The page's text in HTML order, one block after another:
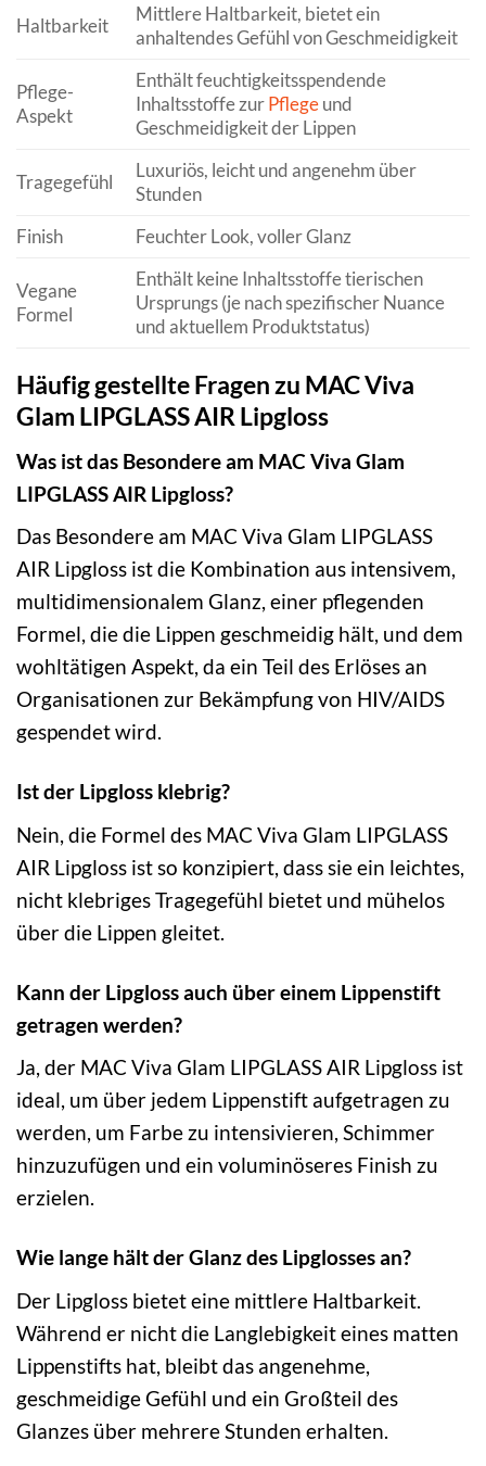
Haltbarkeit
Mittlere Haltbarkeit, bietet ein
anhaltendes Gefühl von Geschmeidigkeit
Pflege-
Aspekt
Enthält feuchtigkeitsspendende
Inhaltsstoffe zurPflegeund
Geschmeidigkeit der Lippen
Tragegefühl
Luxuriös, leicht und angenehm über
Stunden
Finish
Feuchter Look, voller Glanz
Vegane
Formel
Enthält keine Inhaltsstoffe tierischen
Ursprungs (je nach spezifischer Nuance
und aktuellem Produktstatus)
Häufig gestellte Fragen zu MAC Viva
Glam LIPGLASS AIR Lipgloss
Was ist das Besondere am MAC Viva Glam
LIPGLASS AIR Lipgloss?
Das Besondere am MAC Viva Glam LIPGLASS
AIR Lipgloss ist die Kombination aus intensivem,
multidimensionalem Glanz, einer pflegenden
Formel, die die Lippen geschmeidig hält, und dem
wohltätigen Aspekt, da ein Teil des Erlöses an
Organisationen zur Bekämpfung von HIV/AIDS
gespendet wird.
Ist der Lipgloss klebrig?
Nein, die Formel des MAC Viva Glam LIPGLASS
AIR Lipgloss ist so konzipiert, dass sie ein leichtes,
nicht klebriges Tragegefühl bietet und mühelos
über die Lippen gleitet.
Kann der Lipgloss auch über einem Lippenstift
getragen werden?
Ja, der MAC Viva Glam LIPGLASS AIR Lipgloss ist
ideal, um über jedem Lippenstift aufgetragen zu
werden, um Farbe zu intensivieren, Schimmer
hinzuzufügen und ein voluminöseres Finish zu
erzielen.
Wie lange hält der Glanz des Lipglosses an?
Der Lipgloss bietet eine mittlere Haltbarkeit.
Während er nicht die Langlebigkeit eines matten
Lippenstifts hat, bleibt das angenehme,
geschmeidige Gefühl und ein Großteil des
Glanzes über mehrere Stunden erhalten.